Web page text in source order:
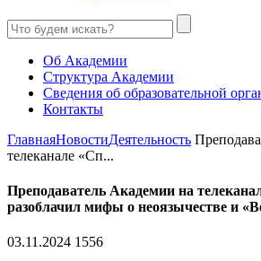
Об Академии
Структура Академии
Сведения об образовательной
Контакты
ГлавнаяНовостиДеятельность
телеканале «Сп...
Преподаватель Академии на
разоблачил мифы о неоязычестве и
03.11.2024 1556